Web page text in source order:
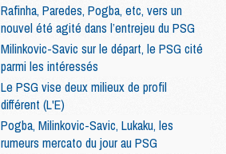
Rafinha, Paredes, Pogba, etc, vers un
nouvel été agité dans l’entrejeu du PSG
Milinkovic-Savic sur le départ, le PSG cité
parmi les intéressés
Le PSG vise deux milieux de profil
différent (L'E)
Pogba, Milinkovic-Savic, Lukaku, les
rumeurs mercato du jour au PSG